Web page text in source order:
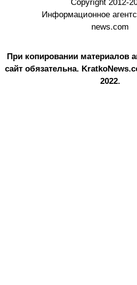
Copyright 2012-
Информационное
news.com
При копировании материалов
сайт обязательна.
2022.